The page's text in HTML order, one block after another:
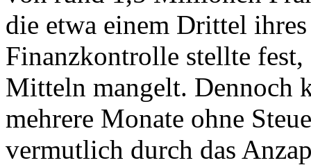
die etwa einem Drittel
Finanzkontrolle stellte
Mitteln mangelt. Dennoch
mehrere Monate ohne
vermutlich durch das